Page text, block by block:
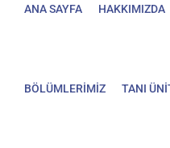
ANA SAYFA HAKKIMIZDA
BÖLÜMLERİMİZ TANI